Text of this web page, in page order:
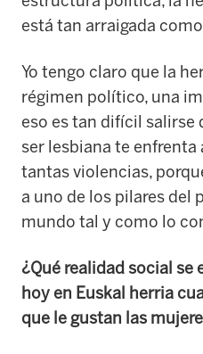
está tan arraigada
Yo tengo claro que la
régimen político, una
eso es tan difícil salirse
ser lesbiana te
tantas violencias,
a uno de los pilares del
mundo tal y como lo
¿Qué realidad social
hoy en Euskal herria
que le gustan las